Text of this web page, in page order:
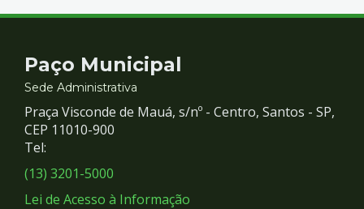
Contato
e
Redes
Sociais
Paço Municipal
Sede Administrativa
Praça Visconde de Mauá, s/nº - Centro, Santos - SP,
CEP 11010-900
Tel:
(13) 3201-5000
Lei de Acesso à Informação